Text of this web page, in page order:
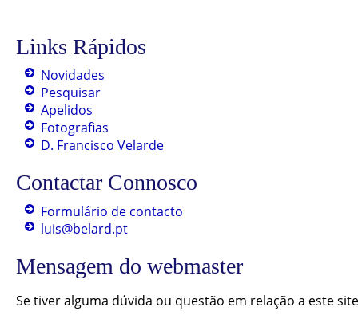
Links Rápidos
Novidades
Pesquisar
Apelidos
Fotografias
D. Francisco Velarde
Contactar Connosco
Formulário de contacto
luis@belard.pt
Mensagem do webmaster
Se tiver alguma dúvida ou questão em relação a este